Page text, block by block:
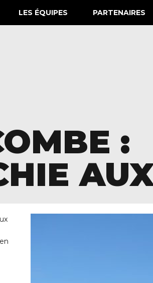
LES ÉQUIPES PARTENAIRES
: